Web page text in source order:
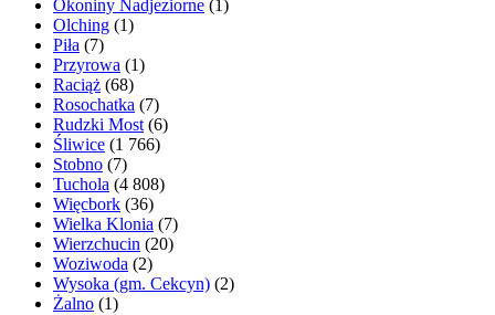
Okoniny Nadjeziorne (1)
Olching (1)
Piła (7)
Przyrowa (1)
Raciąż (68)
Rosochatka (7)
Rudzki Most (6)
Śliwice (1 766)
Stobno (7)
Tuchola (4 808)
Więcbork (36)
Wielka Klonia (7)
Wierzchucin (20)
Woziwoda (2)
Wysoka (gm. Cekcyn) (2)
Żalno (1)